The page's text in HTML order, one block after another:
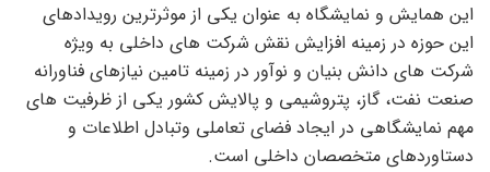
این همایش و نمایشگاه به عنوان یکی از موثرترین رویدادهای
این حوزه در زمینه افزایش نقش شرکت های داخلی به ویژه
شرکت های دانش بنیان و نوآور در زمینه تامین نیازهای فناورانه
صنعت نفت، گاز، پتروشیمی و پالایش کشور یکی از ظرفیت های
مهم نمایشگاهی در ایجاد فضای تعاملی وتبادل اطلاعات و
دستاوردهای متخصصان داخلی است.